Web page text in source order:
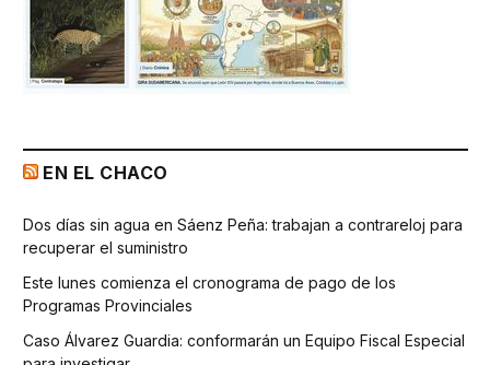
EN EL CHACO
Dos días sin agua en Sáenz Peña: trabajan a contrareloj para
recuperar el suministro
Este lunes comienza el cronograma de pago de los
Programas Provinciales
Caso Álvarez Guardia: conformarán un Equipo Fiscal Especial